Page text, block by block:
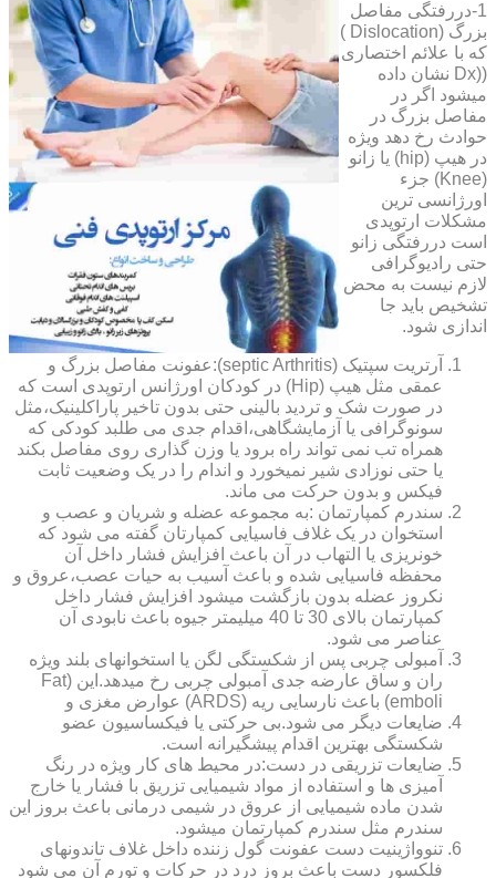
1-دررفتگی مفاصل
بزرگ (Dislocation )
که با علائم اختصاری
((Dx نشان داده
میشود اگر در
مفاصل بزرگ در
حوادث رخ دهد ویژه
در هیپ (hip) یا زانو
(Knee) جزء
اورژانسی ترین
مشکلات ارتوپدی
است دررفتگی زانو
حتی رادیوگرافی
لازم نیست به محض
تشخیص باید جا
اندازی شود.
آرتریت سپتیک (septic Arthritis):عفونت مفاصل بزرگ و
عمقی مثل هیپ (Hip) در کودکان اورژانس ارتوپدی است که
در صورت شک و تردید بالینی حتی بدون تاخیر پاراکلینیک،مثل
سونوگرافی یا آزمایشگاهی،اقدام جدی می طلبد کودکی که
همراه تب نمی تواند راه برود یا وزن گذاری روی مفاصل بکند
یا حتی نوزادی شیر نمیخورد و اندام را در یک وضعیت ثابت
فیکس و بدون حرکت می ماند.
سندرم کمپارتمان :به مجموعه عضله و شریان و عصب و
استخوان در یک غلاف فاسیایی کمپارتان گفته می شود که
خونریزی یا التهاب در آن باعث افزایش فشار داخل آن
محفظه فاسیایی شده و باعث آسیب به حیات عصب،عروق و
نکروز عضله بدون بازگشت میشود افزایش فشار داخل
کمپارتمان بالای 30 تا 40 میلیمتر جیوه باعث نابودی آن
عناصر می شود.
آمبولی چربی پس از شکستگی لگن یا استخوانهای بلند ویژه
ران و ساق عارضه جدی آمبولی چربی رخ میدهد.این (Fat
emboli) باعث نارسایی ریه (ARDS) عوارض مغزی و
ضایعات دیگر می شود.بی حرکتی یا فیکساسیون عضو
شکستگی بهترین اقدام پیشگیرانه است.
ضایعات تزریقی در دست:در محیط های کار ویژه در رنگ
آمیزی ها و استفاده از مواد شیمیایی تزریق با فشار یا خارج
شدن ماده شیمیایی از عروق در شیمی درمانی باعث بروز این
سندرم مثل سندرم کمپارتمان میشود.
تنوواژینیت دست عفونت گول زننده داخل غلاف تاندونهای
فلکسور دست باعث بروز درد در حرکات و تورم آن می شود